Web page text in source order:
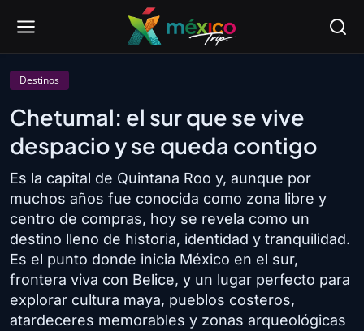
Destinos
Chetumal: el sur que se vive
despacio y se queda contigo
Es la capital de Quintana Roo y, aunque por
muchos años fue conocida como zona libre y
centro de compras, hoy se revela como un
destino lleno de historia, identidad y tranquilidad.
Es el punto donde inicia México en el sur,
frontera viva con Belice, y un lugar perfecto para
explorar cultura maya, pueblos costeros,
atardeceres memorables y zonas arqueológicas